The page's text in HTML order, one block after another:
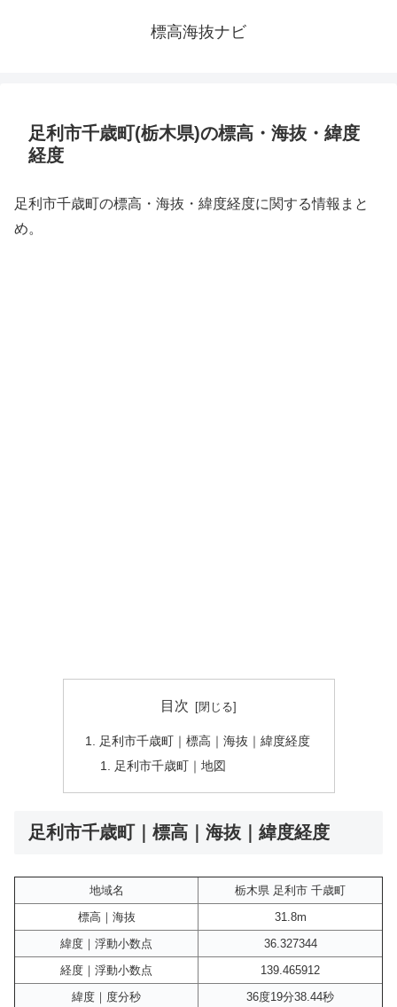
標高海抜ナビ
足利市千歳町(栃木県)の標高・海抜・緯度
経度
足利市千歳町の標高・海抜・緯度経度に関する情報まと
め。
目次
足利市千歳町｜標高｜海抜｜緯度経度
足利市千歳町｜地図
足利市千歳町｜標高｜海抜｜緯度経度
地域名
栃木県 足利市 千歳町
標高｜海抜
31.8m
緯度｜浮動小数点
36.327344
経度｜浮動小数点
139.465912
緯度｜度分秒
36度19分38.44秒